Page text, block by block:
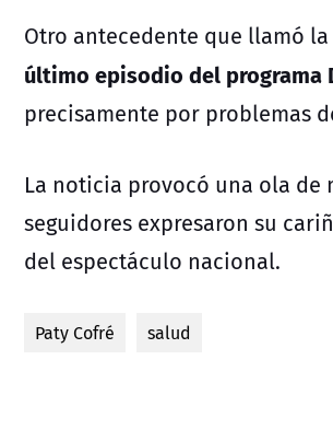
Otro antecedente que llamó
último episodio del programa
precisamente por problemas
La noticia provocó una ola de
seguidores expresaron su
del espectáculo nacional.
Paty Cofré salud